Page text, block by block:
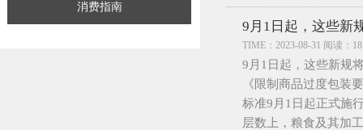
消费指南
9月1日起，这些新
TIME：2023-08-31 阅读：
9月1日起，这些新规
《限制商品过度包装
标准9月1日起正式施
层数上，粮食及其加